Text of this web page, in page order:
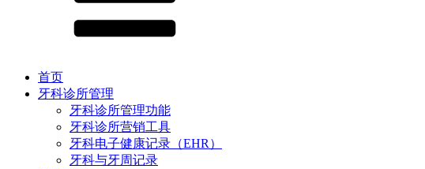
首页
牙科诊所管理
牙科诊所管理功能
牙科诊所营销工具
牙科电子健康记录（EHR）
牙科与牙周记录